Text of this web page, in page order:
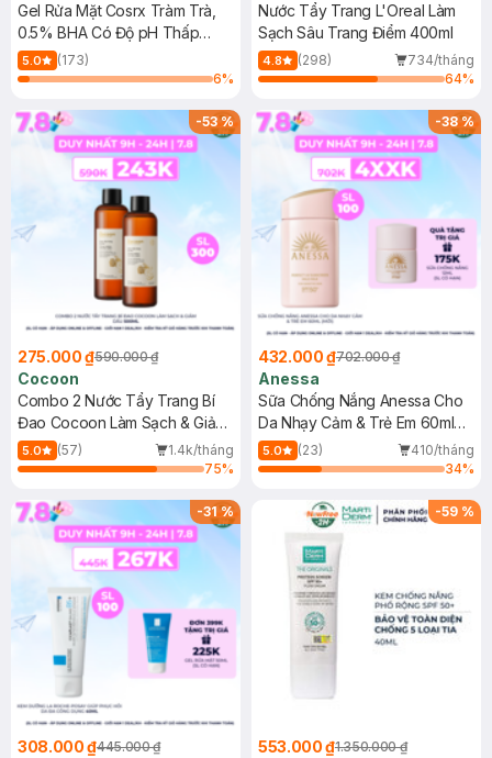
Gel Rửa Mặt Cosrx Tràm Trà,
0.5% BHA Có Độ pH Thấp
150ml
5.0
(173)
6%
Nước Tẩy Trang L'Oreal Làm
Sạch Sâu Trang Điểm 400ml
4.8 (298)
734/tháng
64%
-53%
275.000 ₫590.000 ₫
Cocoon
Combo 2 Nước Tẩy Trang Bí
Đao Cocoon Làm Sạch & Giảm
Dầu 500ml
5.0 (57)
1.4k/tháng
75%
-38%
432.000 ₫702.000 ₫
Anessa
Sữa Chống Nắng Anessa Cho
Da Nhạy Cảm & Trẻ Em 60ml
(Mới)
5.0 (23)
410/tháng
34%
-31%
308.000 ₫445.000 ₫
-59 %
553.000 ₫1.350.000 ₫